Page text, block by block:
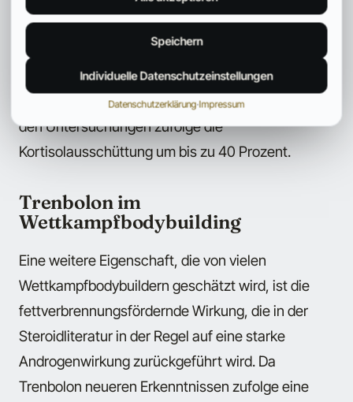
Glukokortikoidrezeptor signifikant, was vermutlich
darauf beruht, dass Trenbolon die Anzahl der
Glukokortikoidrezeptoren im Bereich der
Muskulatur reduziert. Zusätzlich senkt Trenbolon
den Untersuchungen zufolge die
Kortisolausschüttung um bis zu 40 Prozent.
Trenbolon im
Wettkampfbodybuilding
Eine weitere Eigenschaft, die von vielen
Wettkampfbodybuildern geschätzt wird, ist die
fettverbrennungsfördernde Wirkung, die in der
Steroidliteratur in der Regel auf eine starke
Androgenwirkung zurückgeführt wird. Da
Trenbolon neueren Erkenntnissen zufolge eine
Speichern
Individuelle Datenschutzeinstellungen
Datenschutzerklärung·Impressum